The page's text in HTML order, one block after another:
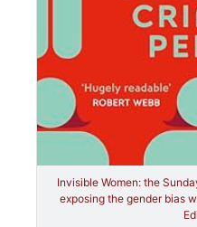
Invisible Women: the
exposing the gender bias